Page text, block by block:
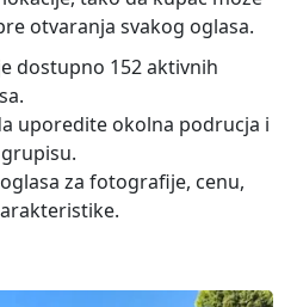
otvaranja svakog oglasa.
dostupno 152 aktivnih
uporedite okolna podrucja i
za fotografije, cenu,